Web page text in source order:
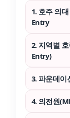
1. 호주 의
Entry
2. 지역별
Entry)
3. 파운데이
4. 의전원